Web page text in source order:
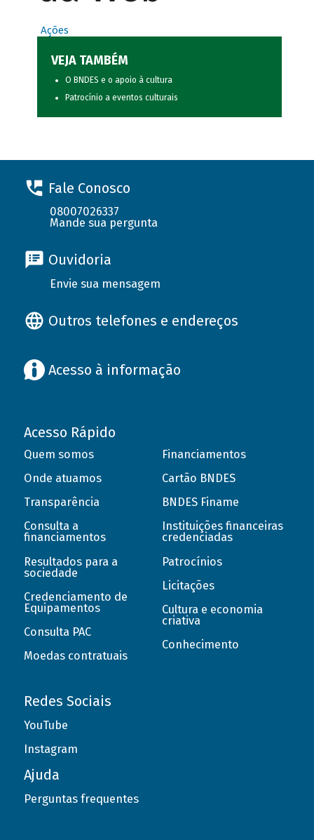
Ações
VEJA TAMBÉM
O BNDES e o apoio à cultura
Patrocínio a eventos culturais
Fale Conosco
08007026337
Mande sua pergunta
Ouvidoria
Envie sua mensagem
Outros telefones e endereços
Acesso à informação
Acesso Rápido
Quem somos
Onde atuamos
Transparência
Consulta a
financiamentos
Resultados para a
sociedade
Credenciamento de
Equipamentos
Consulta PAC
Moedas contratuais
Financiamentos
Cartão BNDES
BNDES Finame
Instituições financeiras
credenciadas
Patrocínios
Licitações
Cultura e economia
criativa
Conhecimento
Redes Sociais
YouTube
Instagram
Ajuda
Perguntas frequentes